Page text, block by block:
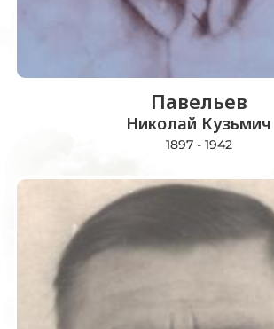
Павельев
Николай Кузьмич
1897 - 1942